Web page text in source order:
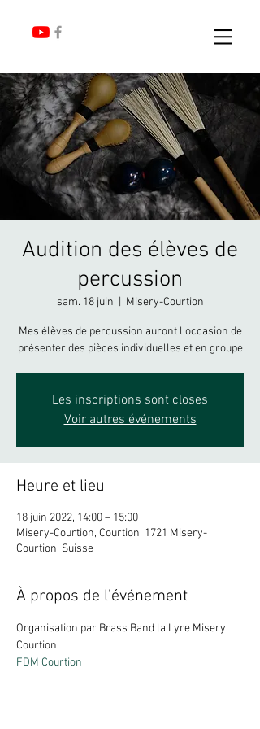
Audition des élèves de
percussion
sam. 18 juin Misery-Courtion
Mes élèves de percussion auront l'occasion de
présenter des pièces individuelles et en groupe
Les inscriptions sont closes
Voir autres événements
Heure et lieu
18 juin 2022, 14:00 – 15:00
Misery-Courtion, Courtion, 1721 Misery-
Courtion, Suisse
À propos de l'événement
Organisation par Brass Band la Lyre Misery
Courtion
FDM Courtion